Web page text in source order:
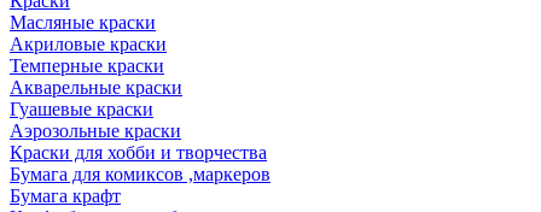
Масляные краски
Акриловые краски
Темперные краски
Акварельные краски
Гуашевые краски
Аэрозольные краски
Краски для хобби и творчества
Бумага для комиксов ,маркеров
Бумага крафт